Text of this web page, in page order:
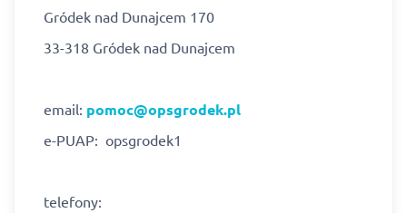
Gródek nad Dunajcem 170
33-318 Gródek nad Dunajcem
email: pomoc@opsgrodek.pl
e-PUAP: opsgrodek1
telefony: